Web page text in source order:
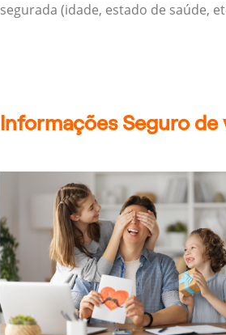
segurada (idade, estado de saúde,
Informações Seguro